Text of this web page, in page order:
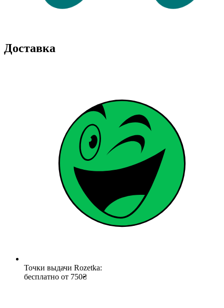
Доставка
Точки выдачи Rozetka:
бесплатно от 750₴